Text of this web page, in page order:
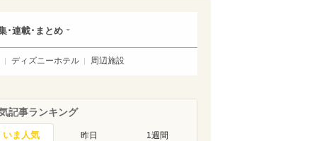
･連載･まとめ
ディズニーホテル 周辺施設
記事ランキング
いま人気 昨日 1週間